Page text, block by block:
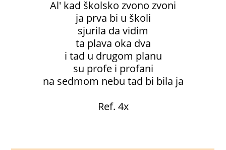
Al' kad školsko zvono zvoni
ja prva bi u školi
sjurila da vidim
ta plava oka dva
i tad u drugom planu
su profe i profani
na sedmom nebu tad bi bila ja
Ref. 4x